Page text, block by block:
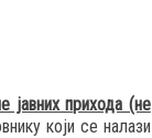
јавних прихода (не
који се налази